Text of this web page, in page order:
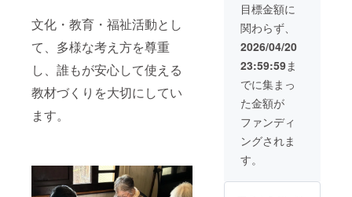
文化・教育・福祉活動とし
て、多様な考え方を尊重
し、誰もが安心して使える
教材づくりを大切にしてい
ます。
費：支援者様の
交通費や滞在費
は各自でご負担
ください。 ・支
援者様との連絡
方法：詳細は
メールで連絡し
ます。
ズ：
84cm×59cm ・
材質、素材：紙
・重さ、色 ・生
有無及び言語：
日本、日本語 神
話よみきかせ
会 親子で楽し
む「神話」すご
ろく大会 やまと
ことば姓名鑑定
×2名 ・場所：東
京都杉並区 ・支
援者様の交通費
目標金額に
関わらず、
2026/04/20
23:59:59ま
でに集まっ
た金額が
ファンディ
ングされま
す。